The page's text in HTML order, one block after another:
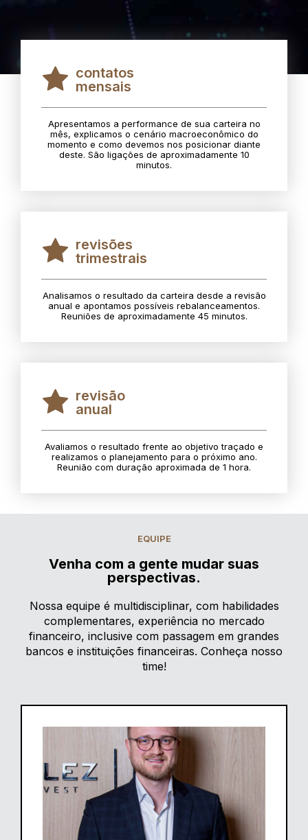
contatos
mensais
Apresentamos a performance de sua carteira no
mês, explicamos o cenário macroeconômico do
momento e como devemos nos posicionar diante
deste. São ligações de aproximadamente 10
minutos.
revisões
trimestrais
Analisamos o resultado da carteira desde a revisão
anual e apontamos possíveis rebalanceamentos.
Reuniões de aproximadamente 45 minutos.
revisão
anual
Avaliamos o resultado frente ao objetivo traçado e
realizamos o planejamento para o próximo ano.
Reunião com duração aproximada de 1 hora.
EQUIPE
Venha com a gente mudar suas
perspectivas.
Nossa equipe é multidisciplinar, com habilidades
complementares, experiência no mercado
financeiro, inclusive com passagem em grandes
bancos e instituições financeiras. Conheça nosso
time!